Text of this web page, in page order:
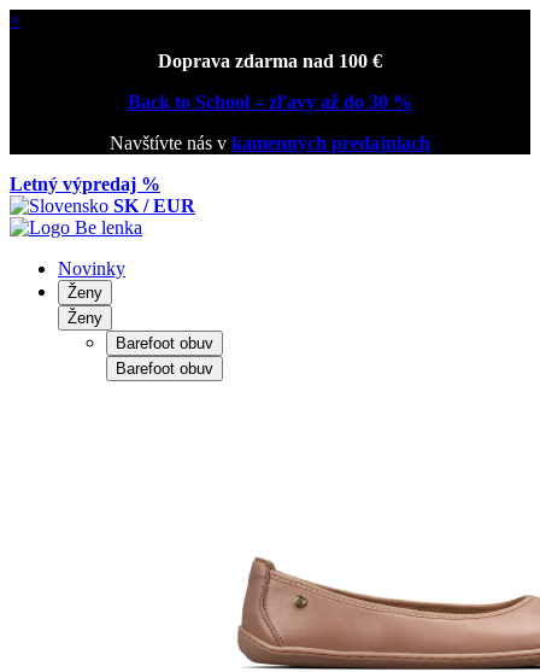
×
Doprava zdarma nad 100 €
Back to School – zľavy až do 30 %
Navštívte nás v kamenných predajniach
Letný výpredaj %
SK / EUR
Novinky
Ženy
Ženy
Barefoot obuv
Barefoot obuv